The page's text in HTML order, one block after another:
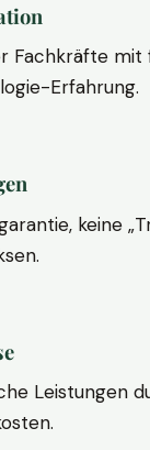
Fachkräfte
Erfahrung.
keine
Leistungen